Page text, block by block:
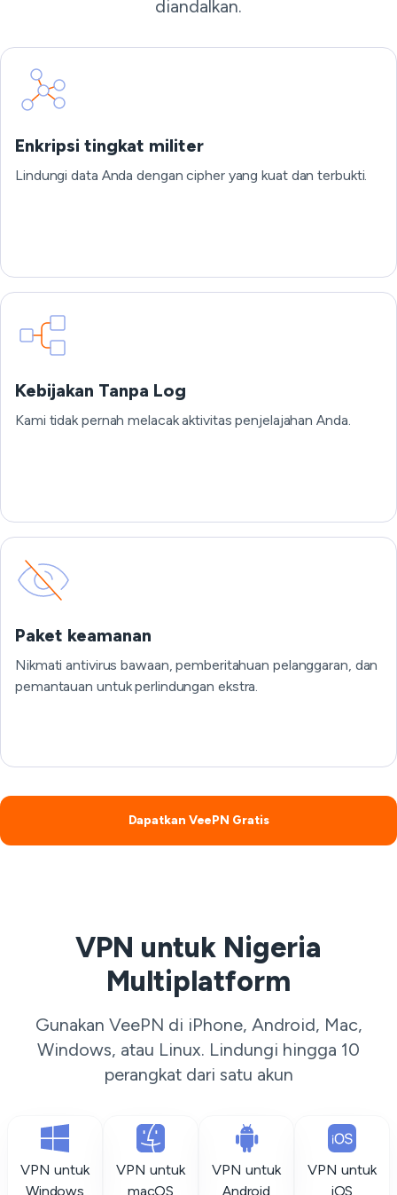
diandalkan.
Enkripsi tingkat militer
Lindungi data Anda dengan cipher yang kuat dan terbukti.
Kebijakan Tanpa Log
Kami tidak pernah melacak aktivitas penjelajahan Anda.
Paket keamanan
Nikmati antivirus bawaan, pemberitahuan pelanggaran, dan
pemantauan untuk perlindungan ekstra.
Dapatkan VeePN Gratis
VPN untuk Nigeria
Multiplatform
Gunakan VeePN di iPhone, Android, Mac,
Windows, atau Linux. Lindungi hingga 10
perangkat dari satu akun
VPN untuk
Windows
VPN untuk
macOS
VPN untuk
Android
VPN untuk
iOS